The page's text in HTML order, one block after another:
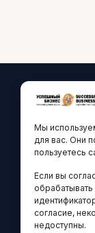
Мы
для вас. Они
пользуетесь
Если вы
согласие,
недоступны.
Стартапы и
Цифровая
Остальные